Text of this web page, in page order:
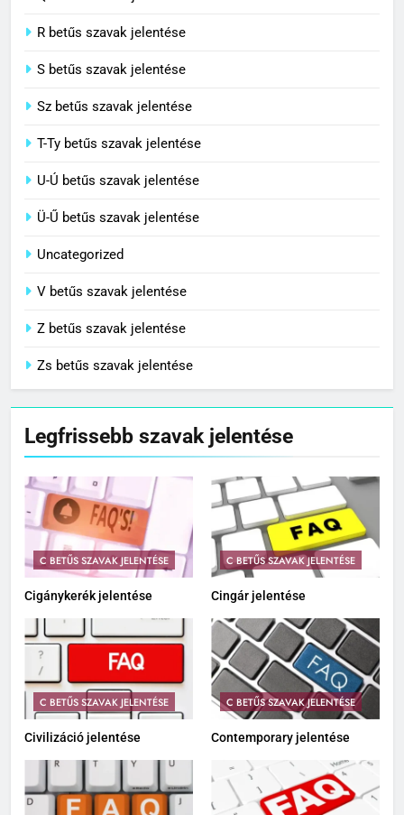
R betűs szavak jelentése
S betűs szavak jelentése
Sz betűs szavak jelentése
T-Ty betűs szavak jelentése
U-Ú betűs szavak jelentése
Ü-Ű betűs szavak jelentése
Uncategorized
V betűs szavak jelentése
Z betűs szavak jelentése
Zs betűs szavak jelentése
Legfrissebb szavak jelentése
C BETŰS SZAVAK JELENTÉSE
Cigánykerék jelentése
C BETŰS SZAVAK JELENTÉSE
Cingár jelentése
C BETŰS SZAVAK JELENTÉSE
Civilizáció jelentése
C BETŰS SZAVAK JELENTÉSE
Contemporary jelentése